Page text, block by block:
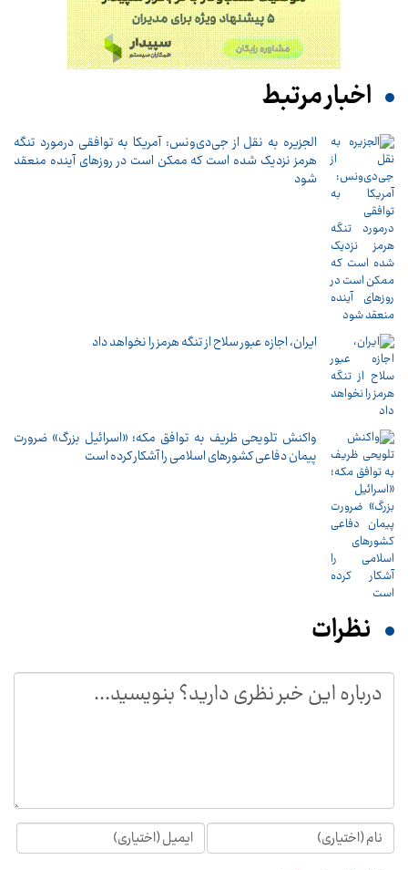
اخبار مرتبط
الجزیره به نقل از جی‌دی‌ونس: آمریکا به توافقی درمورد تنگه
هرمز نزدیک شده است که ممکن است در روزهای آینده منعقد
شود
ایران، اجازه عبور سلاح از تنگه هرمز را نخواهد داد
واکنش تلویحی ظریف به توافق مکه؛ «اسرائیل بزرگ» ضرورت
پیمان دفاعی کشورهای اسلامی را آشکار کرده است
نظرات